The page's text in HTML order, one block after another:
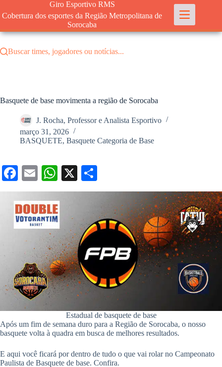
para
conteúdo
Giro Esportivo RMS
Cobertura dos esportes da Região Metropolitana de
Sorocaba
Buscar times, jogadores ou notícias...
Basquete de base movimenta a região de Sorocaba
J. Rocha, Professor e Analista Esportivo
março 31, 2026
BASQUETE, Basquete Categoria de Base
Fa
ce
bo
ok
E
m
ail
W
ha
ts
A
pp
X
ha
Estadual de basquete de base
Após um fim de semana duro para a Região de Sorocaba, o nosso
basquete volta à quadra em busca de melhores resultados.
E aqui você ficará por dentro de tudo o que vai rolar no Campeonato
Paulista de Basquete de base. Confira.